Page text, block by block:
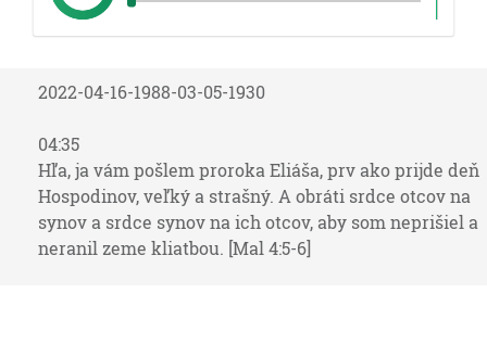
2022-04-16-1988-03-05-1930
04:35
Hľa, ja vám pošlem proroka Eliáša, prv ako prijde deň
Hospodinov, veľký a strašný. A obráti srdce otcov na
synov a srdce synov na ich otcov, aby som neprišiel a
neranil zeme kliatbou. [Mal 4:5-6]